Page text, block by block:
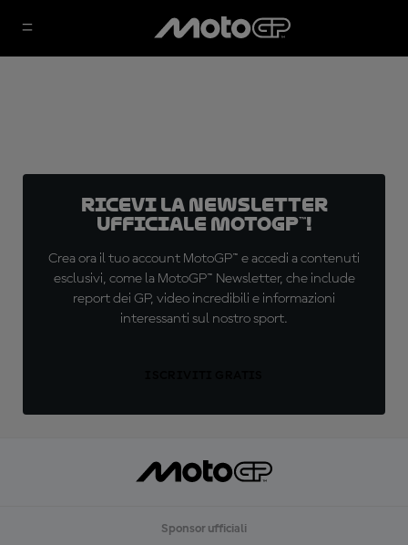
Ricevi la newsletter
ufficiale MotoGP™!
Crea ora il tuo account MotoGP™ e accedi a contenuti
esclusivi, come la MotoGP™ Newsletter, che include
report dei GP, video incredibili e informazioni
interessanti sul nostro sport.
Sponsor ufficiali